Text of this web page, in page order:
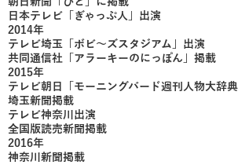
日本テレビ「ぎゃっぷ人」出演
2014年
テレビ埼玉「ボビ～ズスタジアム」出演
共同通信社「アラーキーのにっぽん」掲載
2015年
テレビ朝日「モーニングバード週刊人物大辞
埼玉新聞掲載
テレビ神奈川出演
全国版読売新聞掲載
2016年
神奈川新聞掲載